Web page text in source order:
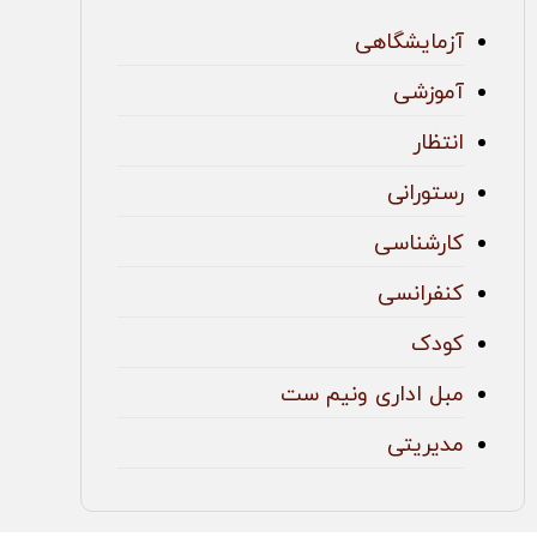
آزمایشگاهی
آموزشی
انتظار
رستورانی
کارشناسی
کنفرانسی
کودک
مبل اداری ونیم ست
مدیریتی